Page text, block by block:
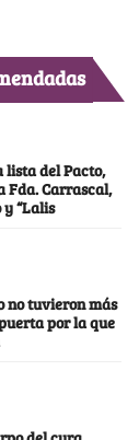
lista del Pacto,
Fda. Carrascal,
“Lalis
no tuvieron más
por la que